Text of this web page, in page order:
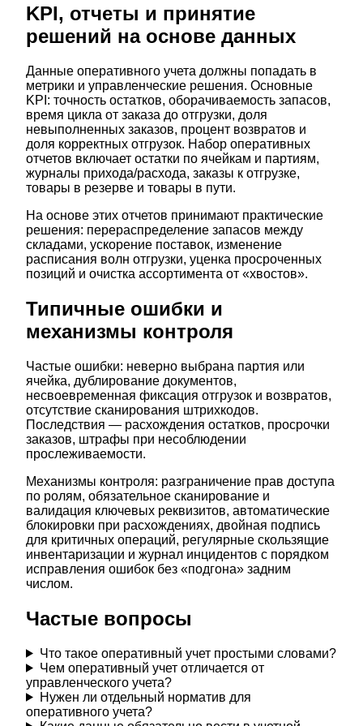
KPI, отчеты и принятие
решений на основе данных
Данные оперативного учета должны попадать в
метрики и управленческие решения. Основные
KPI: точность остатков, оборачиваемость запасов,
время цикла от заказа до отгрузки, доля
невыполненных заказов, процент возвратов и
доля корректных отгрузок. Набор оперативных
отчетов включает остатки по ячейкам и партиям,
журналы прихода/расхода, заказы к отгрузке,
товары в резерве и товары в пути.
На основе этих отчетов принимают практические
решения: перераспределение запасов между
складами, ускорение поставок, изменение
расписания волн отгрузки, уценка просроченных
позиций и очистка ассортимента от «хвостов».
Типичные ошибки и
механизмы контроля
Частые ошибки: неверно выбрана партия или
ячейка, дублирование документов,
несвоевременная фиксация отгрузок и возвратов,
отсутствие сканирования штрихкодов.
Последствия — расхождения остатков, просрочки
заказов, штрафы при несоблюдении
прослеживаемости.
Механизмы контроля: разграничение прав доступа
по ролям, обязательное сканирование и
валидация ключевых реквизитов, автоматические
блокировки при расхождениях, двойная подпись
для критичных операций, регулярные скользящие
инвентаризации и журнал инцидентов с порядком
исправления ошибок без «подгона» задним
числом.
Частые вопросы
Что такое оперативный учет простыми словами?
Чем оперативный учет отличается от
управленческого учета?
Нужен ли отдельный норматив для
оперативного учета?